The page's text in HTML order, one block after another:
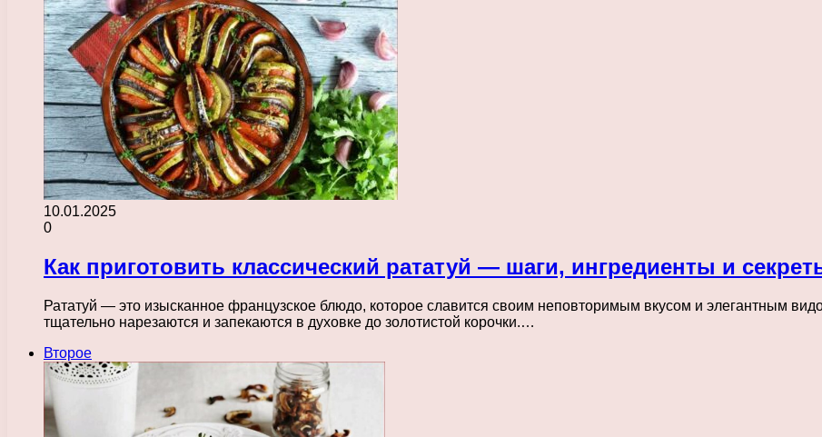
10.01.2025
0
Как приготовить классический рататуй — шаги, ингредиенты и
Рататуй — это изысканное французское блюдо, которое славится своим неповторимым вкусом и элегантным
тщательно нарезаются и запекаются в духовке до золотистой корочки.…
Второе